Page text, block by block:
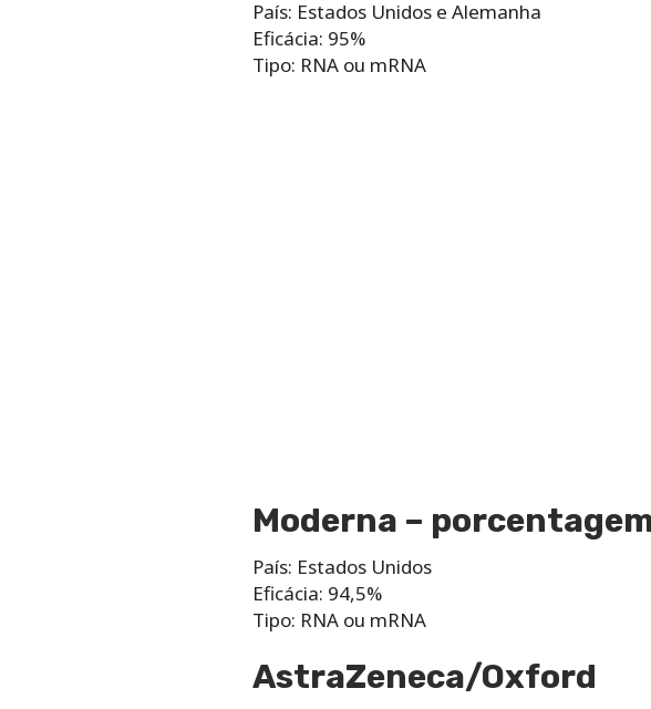
País: Estados Unidos e Alemanha
Eficácia: 95%
Tipo: RNA ou mRNA
Moderna –
País: Estados Unidos
Eficácia: 94,5%
Tipo: RNA ou mRNA
AstraZeneca/Oxford